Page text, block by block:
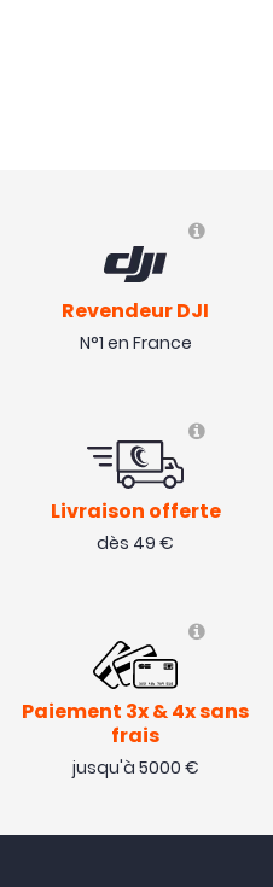
Revendeur DJI
N°1 en France
Livraison offerte
dès 49 €
Paiement 3x & 4x sans
frais
jusqu'à 5000 €